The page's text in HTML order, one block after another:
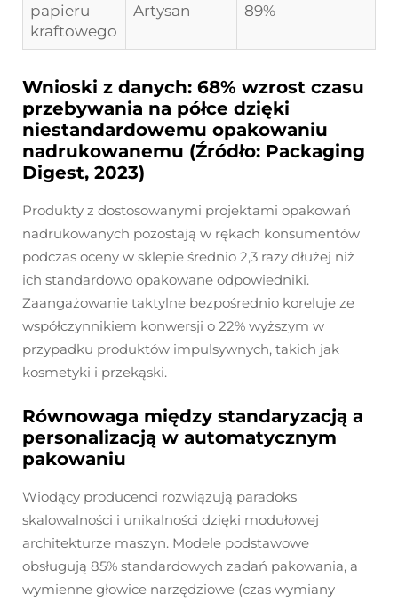
papieru
kraftowego
Artysan 89%
Wnioski z danych: 68% wzrost czasu
przebywania na półce dzięki
niestandardowemu opakowaniu
nadrukowanemu (Źródło: Packaging
Digest, 2023)
Produkty z dostosowanymi projektami opakowań
nadrukowanych pozostają w rękach konsumentów
podczas oceny w sklepie średnio 2,3 razy dłużej niż
ich standardowo opakowane odpowiedniki.
Zaangażowanie taktylne bezpośrednio koreluje ze
współczynnikiem konwersji o 22% wyższym w
przypadku produktów impulsywnych, takich jak
kosmetyki i przekąski.
Równowaga między standaryzacją a
personalizacją w automatycznym
pakowaniu
Wiodący producenci rozwiązują paradoks
skalowalności i unikalności dzięki modułowej
architekturze maszyn. Modele podstawowe
obsługują 85% standardowych zadań pakowania, a
wymienne głowice narzędziowe (czas wymiany